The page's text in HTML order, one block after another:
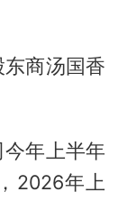
商汤国香
年上半年
2026年上